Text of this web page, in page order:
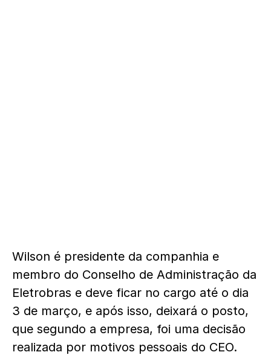
Wilson é presidente da companhia e
membro do Conselho de Administração da
Eletrobras e deve ficar no cargo até o dia
3 de março, e após isso, deixará o posto,
que segundo a empresa, foi uma decisão
realizada por motivos pessoais do CEO.